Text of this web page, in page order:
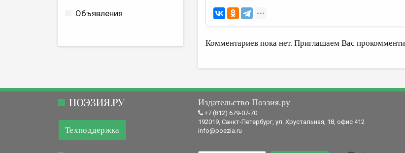
Объявления
Комментариев пока нет. Приглашаем Вас
ПОЭЗИЯ.РУ
Техподдержка
Издательство Поэзия.ру
+7 (812) 679-07-70
192019, Санкт-Петербург, ул. Хрустальная, 18, офис 412
info@poezia.ru